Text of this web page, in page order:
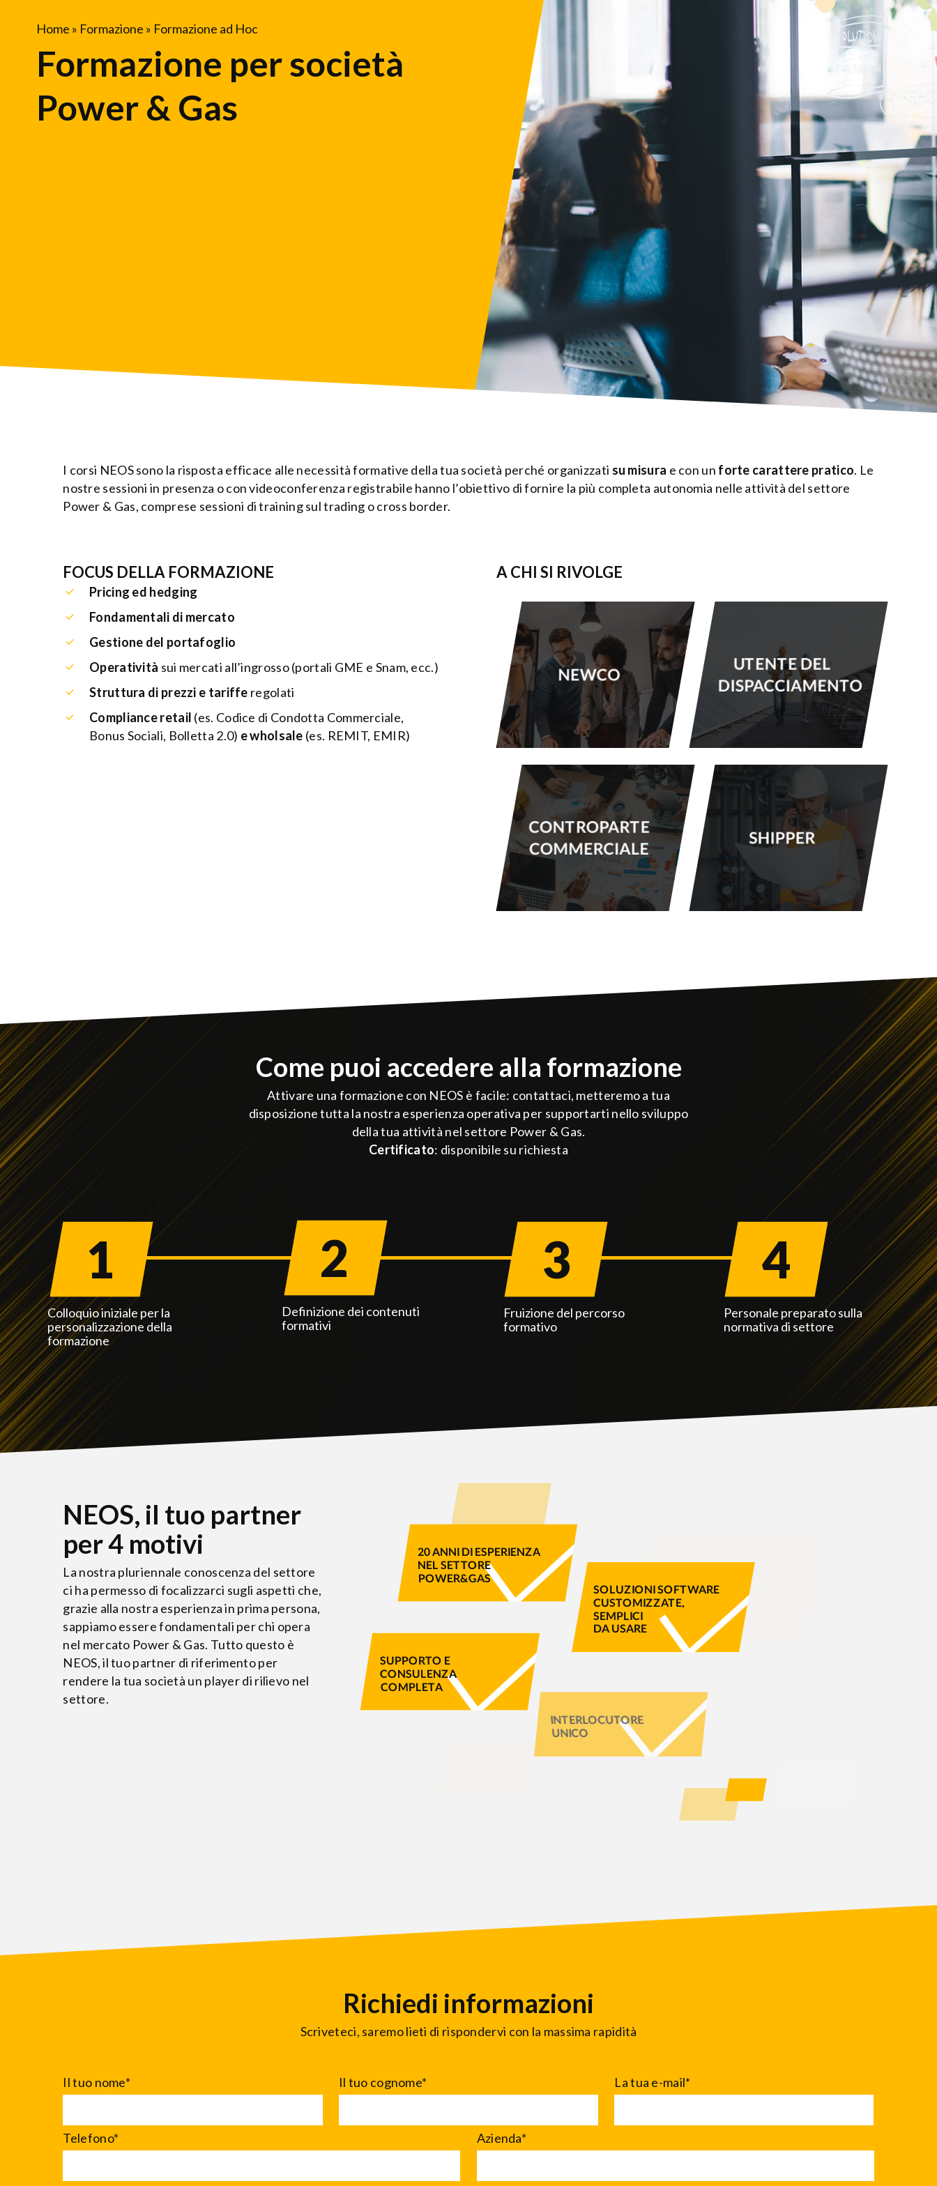
Home » Formazione » Formazione ad Hoc
Formazione per società
Power & Gas
I corsi NEOS sono la risposta efficace alle necessità formative della tua società perché organizzati su misura e con un forte carattere pratico. Le
nostre sessioni in presenza o con videoconferenza registrabile hanno l’obiettivo di fornire la più completa autonomia nelle attività del settore
Power & Gas, comprese sessioni di training sul trading o cross border.
FOCUS DELLA FORMAZIONE
Pricing ed hedging
Fondamentali di mercato
Gestione del portafoglio
Operatività sui mercati all’ingrosso (portali GME e Snam, ecc.)
Struttura di prezzi e tariffe regolati
Compliance retail (es. Codice di Condotta Commerciale,
Bonus Sociali, Bolletta 2.0) e wholsale (es. REMIT, EMIR)
A CHI SI RIVOLGE
NEWCO
CONTROPARTE
COMMERCIALE
UTENTE DEL
DISPACCIAMENTO
SHIPPER
Come puoi accedere alla formazione
Attivare una formazione con NEOS è facile: contattaci, metteremo a tua
disposizione tutta la nostra esperienza operativa per supportarti nello sviluppo
della tua attività nel settore Power & Gas.
Certificato: disponibile su richiesta
1
Colloquio iniziale per la
personalizzazione della
formazione
2
Definizione dei contenuti
formativi
3
Fruizione del percorso
formativo
4
Personale preparato sulla
normativa di settore
NEOS, il tuo partner
per 4 motivi
La nostra pluriennale conoscenza del settore
ci ha permesso di focalizzarci sugli aspetti che,
grazie alla nostra esperienza in prima persona,
sappiamo essere fondamentali per chi opera
nel mercato Power & Gas. Tutto questo è
NEOS, il tuo partner di riferimento per
rendere la tua società un player di rilievo nel
settore.
SOLUZIONI SOFTWARE
CUSTOMIZZATE,
SEMPLICI
DA USARE
20 ANNI DI ESPERIENZA
NEL SETTORE
POWER&GAS
INTERLOCUTORE
UNICO
SUPPORTO E
CONSULENZA
COMPLETA
Richiedi informazioni
Scriveteci, saremo lieti di rispondervi con la massima rapidità
Il tuo nome* Il tuo cognome* La tua e-mail*
Telefono* Azienda*